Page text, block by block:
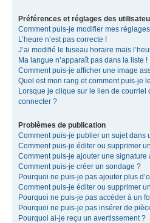
Préférences et réglages des
Comment puis-je modifier mes
L’heure n’est pas correcte !
J’ai modifié le fuseau horaire mais
Ma langue n’apparaît pas dans la liste !
Comment puis-je afficher une image
Quel est mon rang et comment puis-je
Lorsque je clique sur le lien de courriel
connecter ?
Problèmes de publication
Comment puis-je publier un sujet dans
Comment puis-je éditer ou supprimer
Comment puis-je ajouter une signature
Comment puis-je créer un sondage ?
Pourquoi ne puis-je pas ajouter plus
Comment puis-je éditer ou supprimer
Pourquoi ne puis-je pas accéder à un
Pourquoi ne puis-je pas insérer de
Pourquoi ai-je reçu un avertissement ?